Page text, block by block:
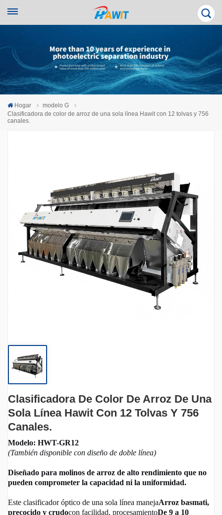
Hogar
modelo G
Clasificadora de color de arroz de una sola línea Hawit con 12 tolvas y 756
canales.
Clasificadora De Color De Arroz De Una
Sola Línea Hawit Con 12 Tolvas Y 756
Canales.
Modelo: HWT-GR12
(También disponible con diseño de doble línea)
Diseñado para molinos de arroz de alto rendimiento que no
pueden comprometer la capacidad ni la uniformidad.
Este clasificador óptico de una sola línea manejaArroz basmati,
precocido y crudocon facilidad, procesamientoDe 9 a 10